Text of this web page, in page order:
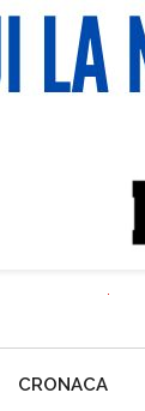
CRONACA